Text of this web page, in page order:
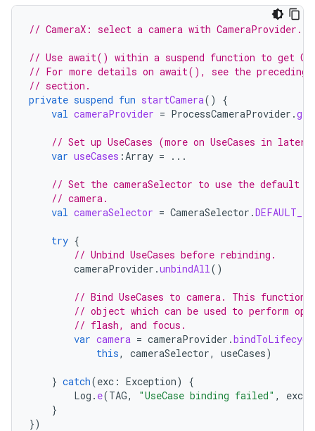
// CameraX: select a camera with CameraProvider.
// Use await() within a suspend function to get
// For more details on await(), see the preceding
// section.
private suspend fun startCamera()
{
val cameraProvider = ProcessCameraProvider .
// Set up UseCases (more on UseCases in later
var useCases :Array = ...
// Set the cameraSelector to use the default
// camera.
val cameraSelector = CameraSelector .
try {
// Unbind UseCases before rebinding.
cameraProvider .unbindAll()
// Bind UseCases to camera. This function
// object which can be used to perform
// flash, and focus.
var camera = cameraProvider .
this, cameraSelector, useCases)
} catch(exc : Exception)
{
Log . e(TAG, "UseCase binding failed" , exc
}
})